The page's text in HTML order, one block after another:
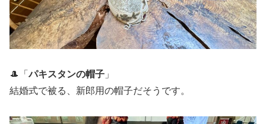
🎩「パキスタンの帽子 」
結婚式で被る、新郎用の帽子だそうです。